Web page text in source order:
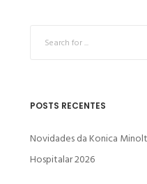
POSTS RECENTES
Novidades da Konica
Hospitalar 2026